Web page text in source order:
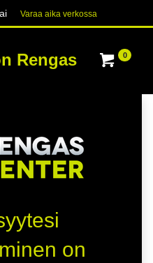
Varaa aika verk​​​​ossa
Rengas 0
on